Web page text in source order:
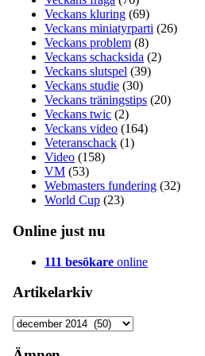
Veckans kluring (69)
Veckans miniatyrparti (26)
Veckans problem (8)
Veckans schacksida (2)
Veckans slutspel (39)
Veckans studie (30)
Veckans träningstips (20)
Veckans twic (2)
Veckans video (164)
Veteranschack (1)
Video (158)
VM (53)
Webmasters fundering (32)
World Cup (23)
Online just nu
111 besökare online
Artikelarkiv
Artikelarkiv